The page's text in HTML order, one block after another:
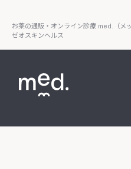
お薬の通販・オンライン診療 med.（メッ
ゼオスキンヘルス